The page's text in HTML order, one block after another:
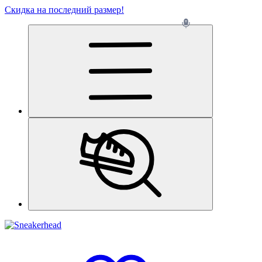
Скидка на последний размер!